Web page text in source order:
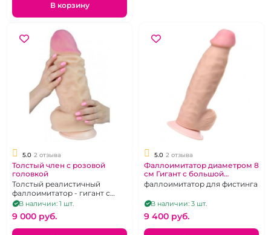
В корзину
5.0 2 отзыва
Толстый член с розовой
головкой
Толстый реалистичный
фаллоимитатор - гигант с
мошонкой
В наличии: 1 шт.
9 000 pуб.
5.0 2 отзыва
Фаллоимитатор диаметром 8
см Гигант с большой
мошонкой "Грасс" телесный
на присоске
фаллоимитатор для фистинга
В наличии: 3 шт.
9 400 pуб.